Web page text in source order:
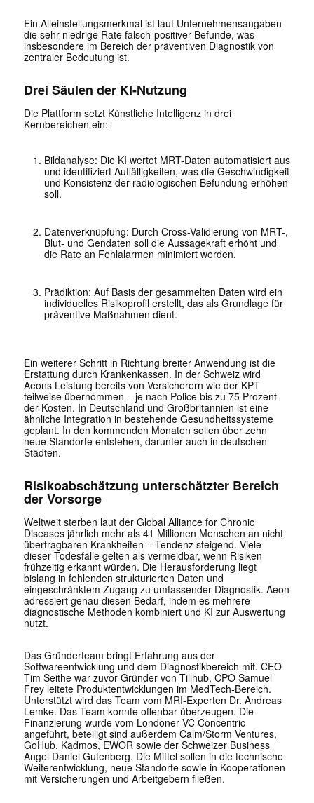
Ein Alleinstellungsmerkmal ist laut Unternehmensangaben
die sehr niedrige Rate falsch-positiver Befunde, was
insbesondere im Bereich der präventiven Diagnostik von
zentraler Bedeutung ist.
Drei Säulen der KI-Nutzung
Die Plattform setzt Künstliche Intelligenz in drei
Kernbereichen ein:
Bildanalyse: Die KI wertet MRT-Daten automatisiert aus
und identifiziert Auffälligkeiten, was die Geschwindigkeit
und Konsistenz der radiologischen Befundung erhöhen
soll.
Datenverknüpfung: Durch Cross-Validierung von MRT-,
Blut- und Gendaten soll die Aussagekraft erhöht und
die Rate an Fehlalarmen minimiert werden.
Prädiktion: Auf Basis der gesammelten Daten wird ein
individuelles Risikoprofil erstellt, das als Grundlage für
präventive Maßnahmen dient.
Ein weiterer Schritt in Richtung breiter Anwendung ist die
Erstattung durch Krankenkassen. In der Schweiz wird
Aeons Leistung bereits von Versicherern wie der KPT
teilweise übernommen – je nach Police bis zu 75 Prozent
der Kosten. In Deutschland und Großbritannien ist eine
ähnliche Integration in bestehende Gesundheitssysteme
geplant. In den kommenden Monaten sollen über zehn
neue Standorte entstehen, darunter auch in deutschen
Städten.
Risikoabschätzung unterschätzter Bereich
der Vorsorge
Weltweit sterben laut der Global Alliance for Chronic
Diseases jährlich mehr als 41 Millionen Menschen an nicht
übertragbaren Krankheiten – Tendenz steigend. Viele
dieser Todesfälle gelten als vermeidbar, wenn Risiken
frühzeitig erkannt würden. Die Herausforderung liegt
bislang in fehlenden strukturierten Daten und
eingeschränktem Zugang zu umfassender Diagnostik. Aeon
adressiert genau diesen Bedarf, indem es mehrere
diagnostische Methoden kombiniert und KI zur Auswertung
nutzt.
Das Gründerteam bringt Erfahrung aus der
Softwareentwicklung und dem Diagnostikbereich mit. CEO
Tim Seithe war zuvor Gründer von Tillhub, CPO Samuel
Frey leitete Produktentwicklungen im MedTech-Bereich.
Unterstützt wird das Team vom MRI-Experten Dr. Andreas
Lemke. Das Team konnte offenbar überzeugen. Die
Finanzierung wurde vom Londoner VC Concentric
angeführt, beteiligt sind außerdem Calm/Storm Ventures,
GoHub, Kadmos, EWOR sowie der Schweizer Business
Angel Daniel Gutenberg. Die Mittel sollen in die technische
Weiterentwicklung, neue Standorte sowie in Kooperationen
mit Versicherungen und Arbeitgebern fließen.